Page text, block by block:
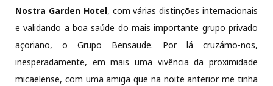
Nostra Garden Hotel, com várias distinções internacionais
e validando a boa saúde do mais importante grupo privado
açoriano, o Grupo Bensaude. Por lá cruzámo-nos,
inesperadamente, em mais uma vivência da proximidade
micaelense, com uma amiga que na noite anterior me tinha